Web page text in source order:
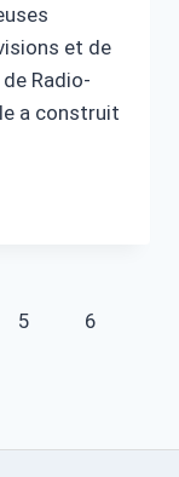
et de
Radio-
a construit
5 6